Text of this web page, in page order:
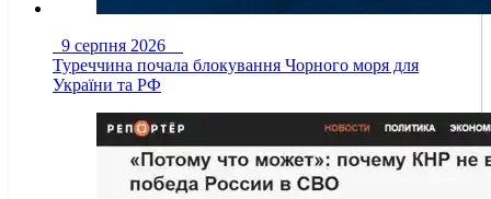
9 серпня 2026
Туреччина почала блокування Чорного моря для
України та РФ